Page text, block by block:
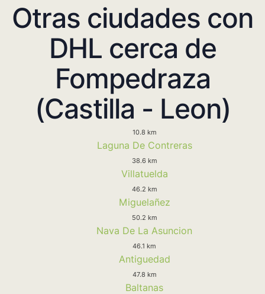
Otras ciudades con
DHL cerca de
Fompedraza
(Castilla - Leon)
10.8 km
Laguna De Contreras
38.6 km
Villatuelda
46.2 km
Miguelañez
50.2 km
Nava De La Asuncion
46.1 km
Antiguedad
47.8 km
Baltanas